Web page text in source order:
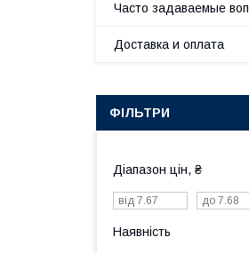
Часто задаваемые
Доставка и оплата
ФІЛЬТРИ
Діапазон цін, ₴
Наявність